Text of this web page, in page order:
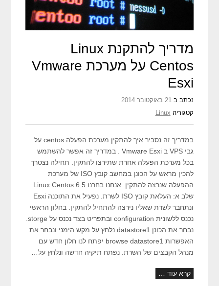
מדריך להתקנת Linux
Centos על מערכת Vmware
Esxi
נכתב ב 21 באוקטובר 2014
קטגוריה Linux
במדריך זה נסביר איך להתקין מערכת הפעלה centos על
גבי VPS ב Vmware Esxi . במדריך זה אפשר להשתמש
בכל מערכת הפעלה אחרת שתירצו להתקין. תחילה נצטרך
להכין מראש על הכונן במחשב קובץ ISO של מערכת
שלב א: העלאת קובץ ISO לשרת. נפעיל את התוכנה Esxi
ונתחבר לשרת שאליו נירצה להתחיל להתקין. בחלון הראשי
נבחר את הכונן datastore1 נלחץ על מקש הימני ונבחר את
האפשרות browse datastore1 יפתח לנו חלון חדש עם
מנהל הקבצים של השרת. נפתח תיקיה חדשה ונלחץ על…
קרא עוד …